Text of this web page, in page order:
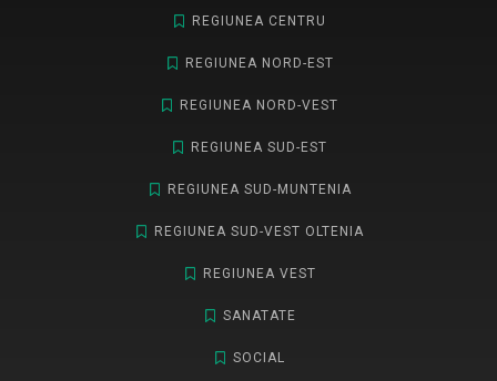
REGIUNEA CENTRU
REGIUNEA NORD-EST
REGIUNEA NORD-VEST
REGIUNEA SUD-EST
REGIUNEA SUD-MUNTENIA
REGIUNEA SUD-VEST OLTENIA
REGIUNEA VEST
SANATATE
SOCIAL